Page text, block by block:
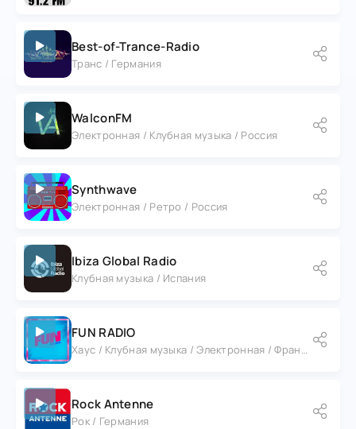
Best-of-Trance-Radio
Транс / Германия
WalconFM
Электронная / Клубная музыка / Россия
Synthwave
Электронная / Ретро / Россия
Ibiza Global Radio
Клубная музыка / Испания
FUN RADIO
Rock Antenne
Рок / Германия